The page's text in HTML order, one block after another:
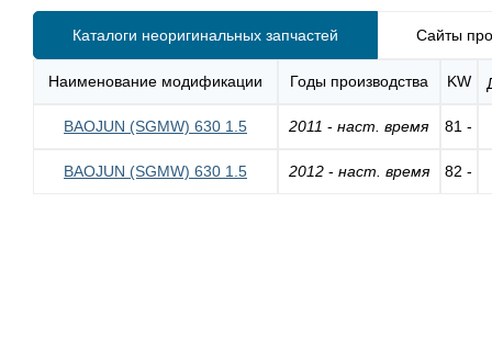
Каталоги неоригинальных запчастей Сайты
Наименование модификации Годы производства KW
BAOJUN (SGMW) 630 1.5 2011 -наст. время 81 -
BAOJUN (SGMW) 630 1.5 2012 - наст. время 82 -